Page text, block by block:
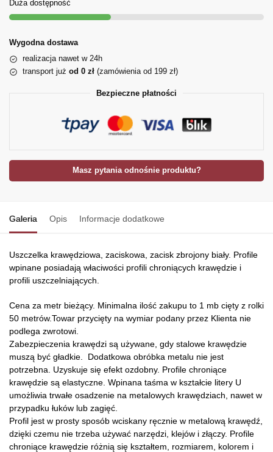
Duża dostępność
Wygodna dostawa
realizacja nawet w 24h
transport już od 0 zł (zamówienia od 199 zł)
Bezpieczne płatności
Masz pytania odnośnie produktu?
Galeria Opis Informacje dodatkowe
Uszczelka krawędziowa, zaciskowa, zacisk zbrojony biały. Profile
wpinane posiadają właciwości profili chroniących krawędzie i
profili uszczelniających.
Cena za metr bieżący. Minimalna ilość zakupu to 1 mb cięty z rolki
50 metrów.Towar przycięty na wymiar podany przez Klienta nie
podlega zwrotowi.
Zabezpieczenia krawędzi są używane, gdy stalowe krawędzie
muszą być gładkie. Dodatkowa obróbka metalu nie jest
potrzebna. Uzyskuje się efekt ozdobny. Profile chroniące
krawędzie są elastyczne. Wpinana taśma w kształcie litery U
umożliwia trwałe osadzenie na metalowych krawędziach, nawet w
przypadku łuków lub zagięć.
Profil jest w prosty sposób wciskany ręcznie w metalową krawędź,
dzięki czemu nie trzeba używać narzędzi, klejów i złączy. Profile
chroniące krawędzie różnią się kształtem, rozmiarem, kolorem i